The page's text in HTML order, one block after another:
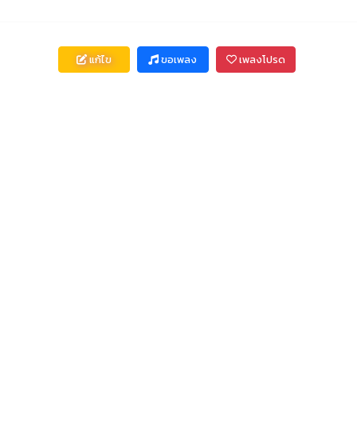
แก้ไข ขอเพลง เพลงโปรด